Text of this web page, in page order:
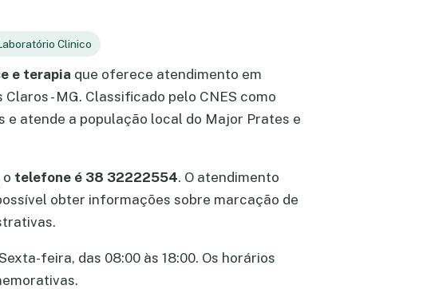
Clinico
e terapia que oferece atendimento em
- MG. Classificado pelo CNES como
e atende a população local do Major Prates e
o telefone é 38 32222554. O atendimento
obter informações sobre marcação de
feira, das 08:00 às 18:00. Os horários